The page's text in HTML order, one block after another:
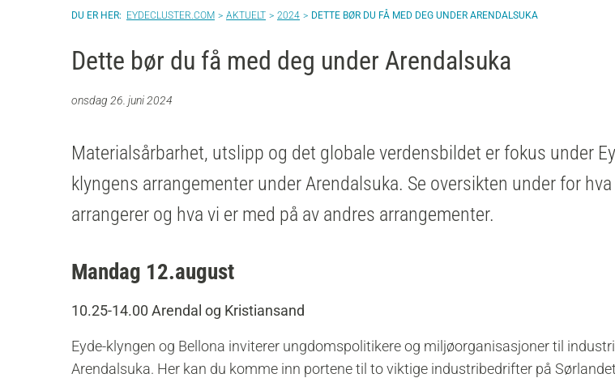
EYDECLUSTER.COM AKTUELT 2024 DETTE BØR DU FÅ MED DEG UNDER ARENDALSUKA
Dette bør du få med deg under Arendalsuka
onsdag 26. juni 2024
Materialsårbarhet, utslipp og det globale verdensbildet er fokus under
klyngens arrangementer under Arendalsuka. Se oversikten under for hva
arrangerer og hva vi er med på av andres arrangementer.
Mandag 12.august
10.25-14.00 Arendal og Kristiansand
Eyde-klyngen og Bellona inviterer ungdomspolitikere og miljøorganisasjoner til
Arendalsuka. Her kan du komme inn portene til to viktige industribedrifter på